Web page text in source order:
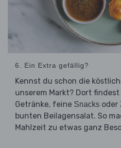
6. Ein Extra gefällig?
Kennst du schon die
unserem Markt? Dort
Getränke, feine Snacks oder
bunten Beilagensalat. So
Mahlzeit zu etwas ganz